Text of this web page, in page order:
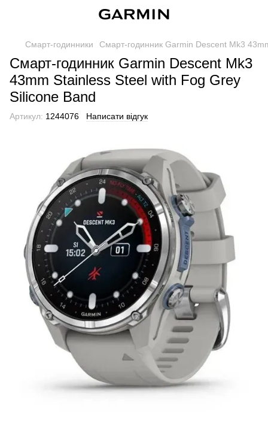
Смарт-годинники Смарт-годинник Garmin Descent Mk3
Смарт-годинник Garmin Descent Mk3
43mm Stainless Steel with Fog Grey
Silicone Band
Артикул: 1244076 Написати відгук